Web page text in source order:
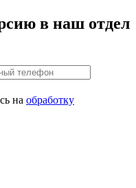
в наш отдел
на обработку